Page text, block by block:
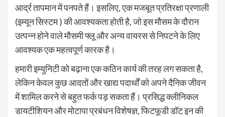
आर्द्र तापमान में पनपते हैं। इसलिए, एक मजबूत प्रतिरक्षा प्रणाली
(इम्यून सिस्टम ) की आवश्यकता होती है, जो इस मौसम के दौरान
उत्पन्न होने वाले मौसमी फ्लू और अन्य वायरस से निपटने के लिए
आवश्यक एक महत्वपूर्ण कारक है।
हमारी इम्युनिटी को बढ़ाना एक कठिन कार्य की तरह लग सकता है,
लेकिन केवल कुछ आदतों और खाद्य पदार्थों को अपने दैनिक जीवन
में शामिल करने से बहुत फर्क पड़ सकता हैं। प्रसिद्ध क्लीनिकल
डायटीशियन और मोटापा प्रबंधन विशेषज्ञ, फिटफूडी डॉट इन की